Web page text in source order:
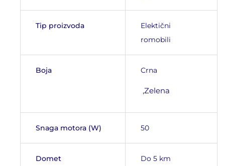
Tip proizvoda
Elektični
romobili
Boja Crna
,Zelena
Snaga motora (W) 50
Domet Do 5 km